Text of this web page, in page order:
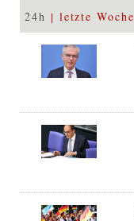
24h letzte Woche